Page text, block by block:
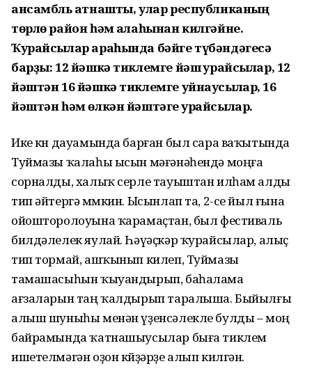
ансамбль ҡатнашты, улар республиканың
төрлө район һәм ҡалаһынан килгәйне.
Ҡурайсылар араһында бәйге түбәндәгесә
барҙы: 12 йәшкә тиклемге йәш ҡурайсылар, 12
йәштән 16 йәшкә тиклемге уйнаусылар, 16
йәштән һәм өлкән йәштәге ҡурайсылар.
Ике көн дауамында барған был сара ваҡытында
Туймазы ҡалаһы ысын мәғәнәһендә моңға
сорналды, халыҡ серле тауыштан илһам алды
тип әйтергә мөмкин. Ысынлап та, 2-се йыл ғына
ойошторолоуына ҡарамаҫтан, был фестиваль
билдәлелек яулай. Һәүәҫкәр ҡурайсылар, алыҫ
тип тормай, ашҡынып килеп, Туймазы
тамашасыһын ҡыуандырып, баһалама
ағзаларын таң ҡалдырып таралыша. Быйылғы
алыш шуныһы менән үҙенсәлекле булды – моң
байрамында ҡатнашыусылар быға тиклем
ишетелмәгән оҙон көйҙәрҙе алып килгән.